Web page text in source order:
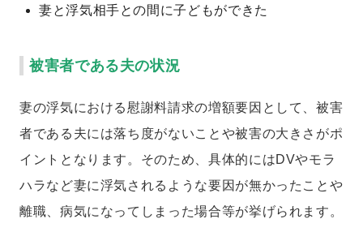
妻と浮気相手との間に子どもができた
被害者である夫の状況
妻の浮気における慰謝料請求の増額要因として、被害
者である夫には落ち度がないことや被害の大きさがポ
イントとなります。そのため、具体的にはDVやモラ
ハラなど妻に浮気されるような要因が無かったことや
離職、病気になってしまった場合等が挙げられます。